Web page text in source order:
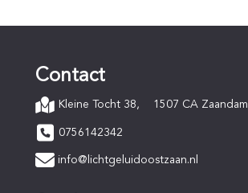
Contact
Kleine Tocht 38, 1507 CA Zaandam
0756142342
info@lichtgeluidoostzaan.nl